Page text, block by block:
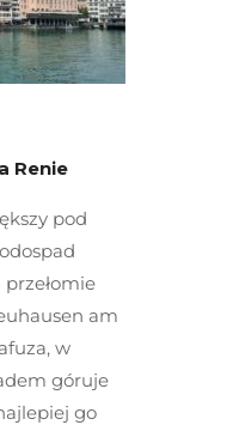
Renie
pod
przełomie
am
w
góruje
go